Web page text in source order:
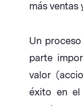
más ventas
Un
parte
valor
éxito en el